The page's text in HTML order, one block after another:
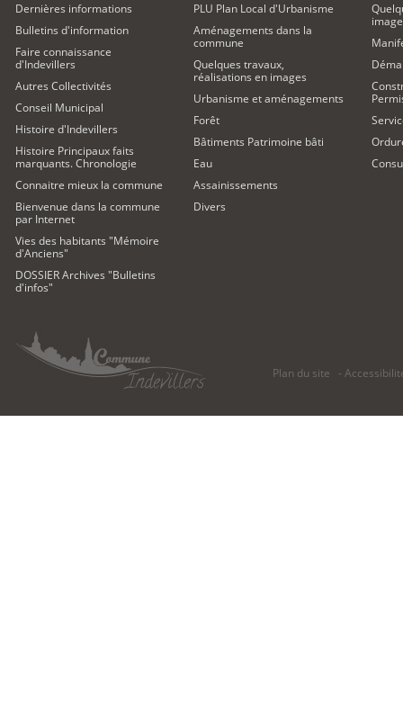
Dernières informations
Bulletins d'information
Faire connaissance
d'Indevillers
Autres Collectivités
Conseil Municipal
Histoire d'Indevillers
Histoire Principaux faits
marquants. Chronologie
Connaitre mieux la commune
Bienvenue dans la commune
par Internet
Vies des habitants "Mémoire
d'Anciens"
DOSSIER Archives "Bulletins
d'infos"
PLU Plan Local d'Urbanisme
Aménagements dans la
commune
Quelques travaux,
réalisations en images
Urbanisme et aménagements
Forêt
Bâtiments Patrimoine bâti
Eau
Assainissements
Divers
Plan du site